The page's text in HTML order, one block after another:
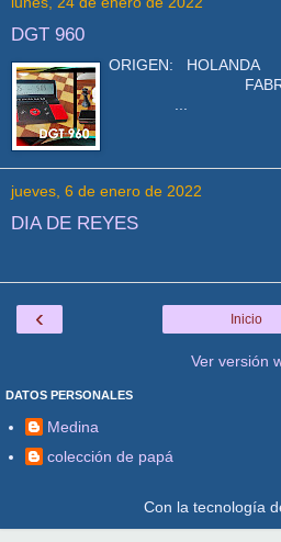
DGT 960
ORIGEN:
...
jueves, 6 de enero de 2022
DIA DE REYES
‹ Inicio
Ver versión
DATOS PERSONALES
Medina
colección de papá
Con la tecnología